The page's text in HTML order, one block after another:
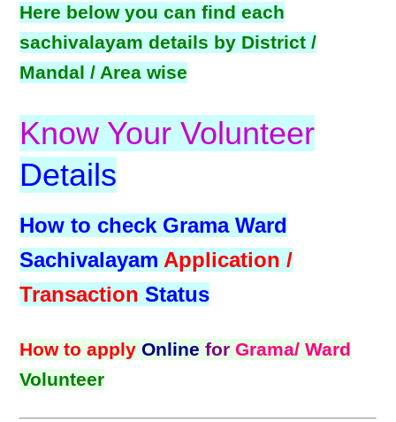
Here below you can find each
sachivalayam details by District /
Mandal / Area wise
Know Your Volunteer
Details
How to check Grama Ward
SachivalayamApplication /
Transaction Status
How to apply Onlinefor Grama/ Ward
Volunteer